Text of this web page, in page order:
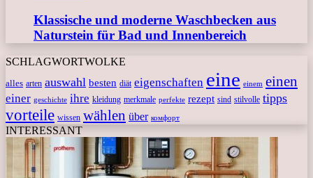
Klassische und moderne Waschbecken aus
Naturstein für Bad und Innenbereich
SCHLAGWORTWOLKE
alles arten auswahl besten diät eigenschaften eine einem einen
einer geschichte ihre kleidung merkmale perfekte rezept sind stilvolle tipps
vorteile wissen wählen über комфорт
INTERESSANT